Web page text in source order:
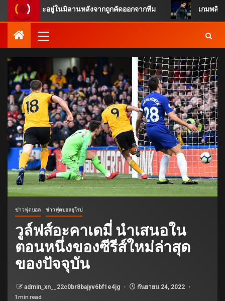
นจะอยู่ในมิลานหลังจากถูกคัดออกจากทีม เกมพลิกชัดเจน แ
ข่าวฟุตบอล ข่าวฟุตบอลยุโรป
วูล์ฟส์อะคาเดมี่ นําเสนอใน
ตอนหนึ่งของซีรีส์ใหม่ล่าสุด
ของปัจจุบัน
admin_xn__22c0br8bajyv6bf1e4jg
กันยายน 24, 2022
1 min read